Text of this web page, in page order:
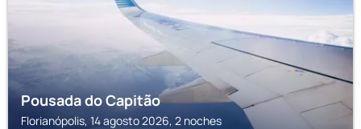
Pousada do Capitão
Florianópolis, 14 agosto 2026, 2 noches